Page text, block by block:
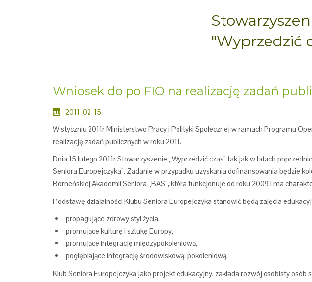
"Wyprzedzić
Wniosek do po FIO na realizację zadań
2011-02-15
W styczniu 2011r Ministerstwo Pracy i Polityki Społecznej w ramach Programu
realizację zadań publicznych w roku 2011.
Dnia 15 lutego 2011r Stowarzyszenie „Wyprzedzić czas” tak jak w latach
Seniora Europejczyka”. Zadanie w przypadku uzyskania dofinansowania będzie
Borneńskiej Akademii Seniora „BAS”, która funkcjonuje od roku 2009 i ma
Podstawę działalności Klubu Seniora Europejczyka stanowić będą zajęcia
propagujące zdrowy styl życia,
promujące kulturę i sztukę Europy,
promujące integrację międzypokoleniową,
pogłębiające integrację środowiskową, pokoleniową,
Klub Seniora Europejczyka jako projekt edukacyjny, zakłada rozwój osobisty osób